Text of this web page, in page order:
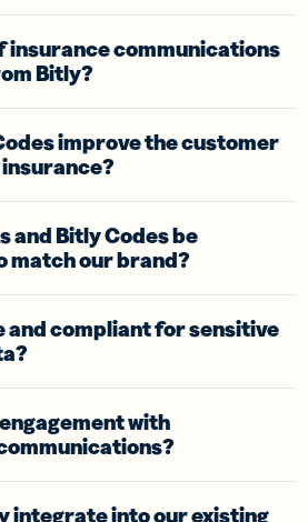
insurance communications
Bitly?
improve the customer
and Bitly Codes be
match our brand?
and compliant for sensitive
with
integrate into our existing